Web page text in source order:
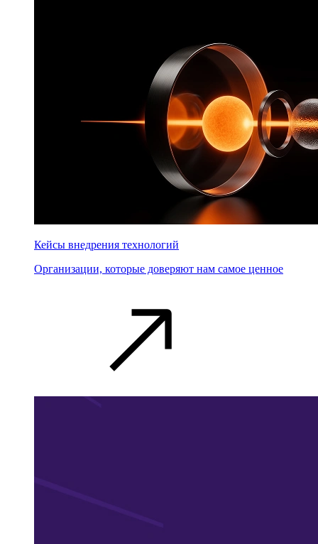
Кейсы внедрения технологий
Организации, которые доверяют нам самое ценное